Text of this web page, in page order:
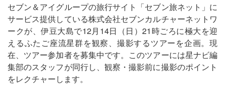
セブン＆アイグループの旅行サイト「セブン旅ネット」に
サービス提供している株式会社セブンカルチャーネットワ
ークが、伊豆大島で12月14日（日）21時ごろに極大を迎
えるふたご座流星群を観察、撮影するツアーを企画。現
在、ツアー参加者を募集中です。このツアーには星ナビ編
集部のスタッフが同行し、観察・撮影前に撮影のポイント
をレクチャーします。